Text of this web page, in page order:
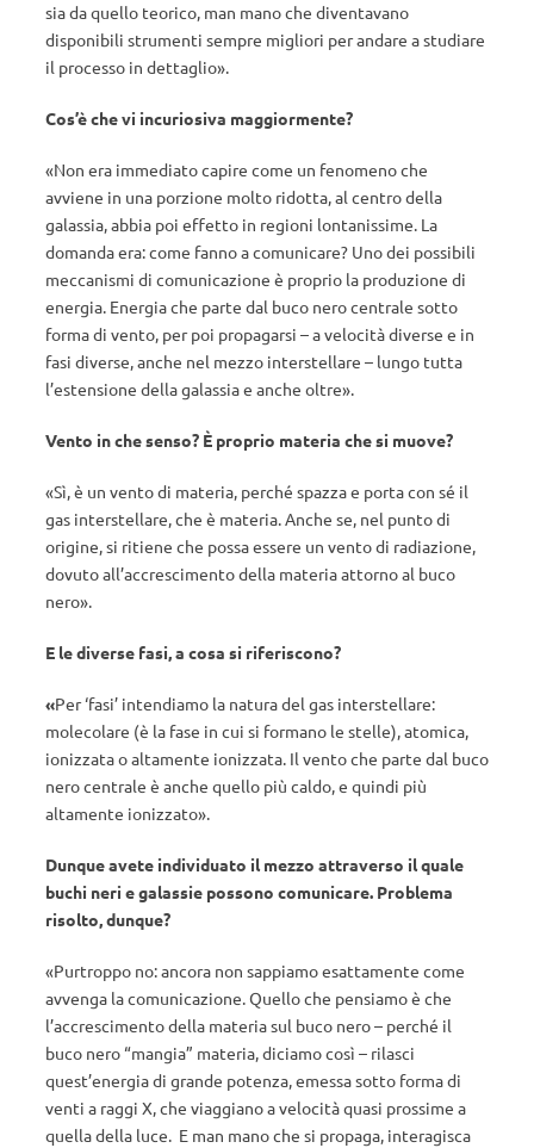
sia da quello teorico, man mano che diventavano
disponibili strumenti sempre migliori per andare a studiare
il processo in dettaglio».
Cos’è che vi incuriosiva maggiormente?
«Non era immediato capire come un fenomeno che
avviene in una porzione molto ridotta, al centro della
galassia, abbia poi effetto in regioni lontanissime. La
domanda era: come fanno a comunicare? Uno dei possibili
meccanismi di comunicazione è proprio la produzione di
energia. Energia che parte dal buco nero centrale sotto
forma di vento, per poi propagarsi – a velocità diverse e in
fasi diverse, anche nel mezzo interstellare – lungo tutta
l’estensione della galassia e anche oltre».
Vento in che senso? È proprio materia che si muove?
«Sì, è un vento di materia, perché spazza e porta con sé il
gas interstellare, che è materia. Anche se, nel punto di
origine, si ritiene che possa essere un vento di radiazione,
dovuto all’accrescimento della materia attorno al buco
nero».
E le diverse fasi, a cosa si riferiscono?
«Per ‘fasi’ intendiamo la natura del gas interstellare:
molecolare (è la fase in cui si formano le stelle), atomica,
ionizzata o altamente ionizzata. Il vento che parte dal buco
nero centrale è anche quello più caldo, e quindi più
altamente ionizzato».
Dunque avete individuato il mezzo attraverso il quale
buchi neri e galassie possono comunicare. Problema
risolto, dunque?
«Purtroppo no: ancora non sappiamo esattamente come
avvenga la comunicazione. Quello che pensiamo è che
l’accrescimento della materia sul buco nero – perché il
buco nero “mangia” materia, diciamo così – rilasci
quest’energia di grande potenza, emessa sotto forma di
venti a raggi X, che viaggiano a velocità quasi prossime a
quella della luce. E man mano che si propaga, interagisca